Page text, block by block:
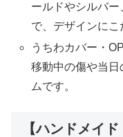
ールドやシルバ
で、デザインにこ
うちわカバー・
移動中の傷や当
ムです。
【ハンドメイ